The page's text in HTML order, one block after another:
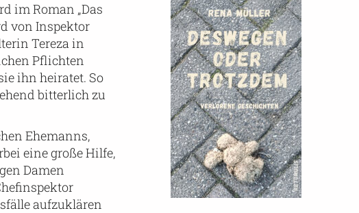
im Roman „Das
von Inspektor
Tereza in
Pflichten
ihn heiratet. So
bitterlich zu
Ehemanns,
eine große Hilfe,
Damen
aufzuklären